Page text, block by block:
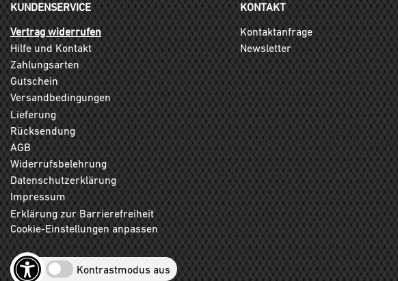
KUNDENSERVICE
Vertrag widerrufen
Hilfe und Kontakt
Zahlungsarten
Gutschein
Versandbedingungen
Lieferung
Rücksendung
AGB
Widerrufsbelehrung
Datenschutzerklärung
Impressum
Erklärung zur Barrierefreiheit
Cookie-Einstellungen anpassen
Kontrastmodus aus
KONTAKT
Kontaktanfrage
Newsletter